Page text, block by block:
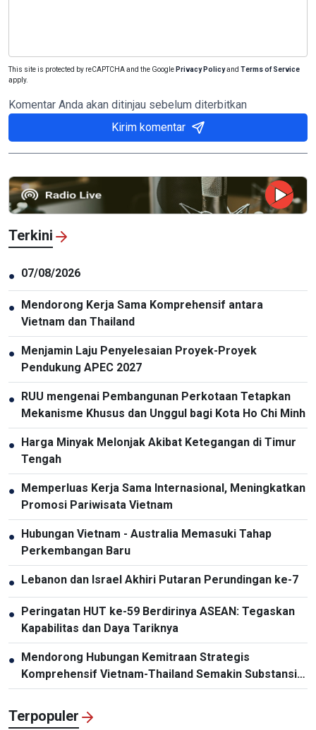
This site is protected by reCAPTCHA and the Google Privacy Policyand Terms of Service
apply.
Komentar Anda akan ditinjau sebelum diterbitkan
Kirim komentar
Terkini
● 07/08/2026
● Mendorong Kerja Sama Komprehensif antara
Vietnam dan Thailand
● Menjamin Laju Penyelesaian Proyek-Proyek
Pendukung APEC 2027
● RUU mengenai Pembangunan Perkotaan Tetapkan
Mekanisme Khusus dan Unggul bagi Kota Ho Chi Minh
● Harga Minyak Melonjak Akibat Ketegangan di Timur
Tengah
● Memperluas Kerja Sama Internasional, Meningkatkan
Promosi Pariwisata Vietnam
● Hubungan Vietnam - Australia Memasuki Tahap
Perkembangan Baru
● Lebanon dan Israel Akhiri Putaran Perundingan ke-7
● Peringatan HUT ke-59 Berdirinya ASEAN: Tegaskan
Kapabilitas dan Daya Tariknya
● Mendorong Hubungan Kemitraan Strategis
Komprehensif Vietnam-Thailand Semakin Substansial
dan Efektif
Terpopuler